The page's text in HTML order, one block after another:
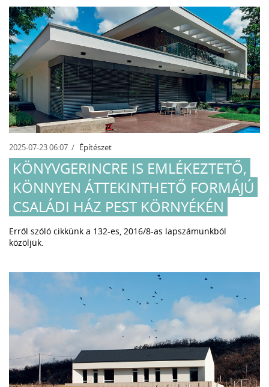
2025-07-23 06:07 Építészet
KÖNYVGERINCRE IS EMLÉKEZTETŐ,
KÖNNYEN ÁTTEKINTHETŐ FORMÁJÚ
CSALÁDI HÁZ PEST KÖRNYÉKÉN
Erről szóló cikkünk a 132-es, 2016/8-as lapszámunkból
közöljük.